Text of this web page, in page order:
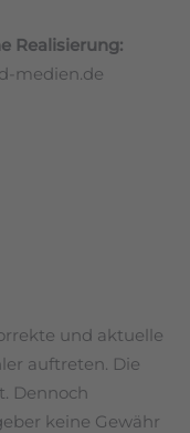
Realisierung:
medien.de
und aktuelle
auftreten. Die
Dennoch
keine Gewähr